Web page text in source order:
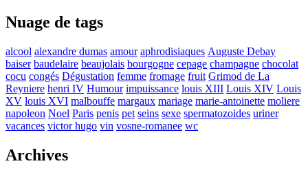
Nuage de tags
alcool alexandre dumas amour aphrodisiaques Auguste Debay
baiser baudelaire beaujolais bourgogne cepage champagne chocolat
cocu congés Dégustation femme fromage fruit Grimod de La
Reyniere henri IV Humour impuissance louis XIII Louis XIV Louis
XV louis XVI malbouffe margaux mariage marie-antoinette moliere
napoleon Noel Paris penis pet seins sexe spermatozoides uriner
vacances victor hugo vin vosne-romanee wc
Archives